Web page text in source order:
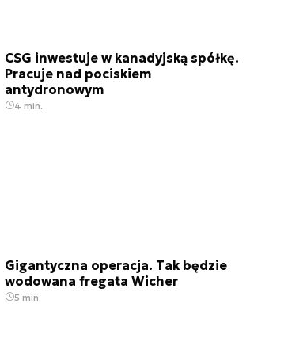
CSG inwestuje w kanadyjską spółkę.
Pracuje nad pociskiem
antydronowym
4 min.
Gigantyczna operacja. Tak będzie
wodowana fregata Wicher
5 min.